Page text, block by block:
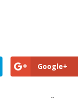
Google+